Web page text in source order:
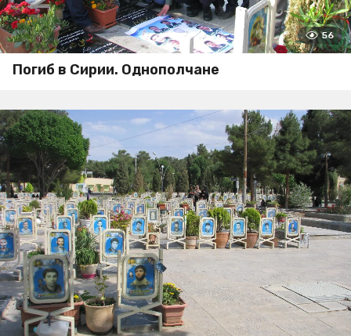
56
Погиб в Сирии. Однополчане